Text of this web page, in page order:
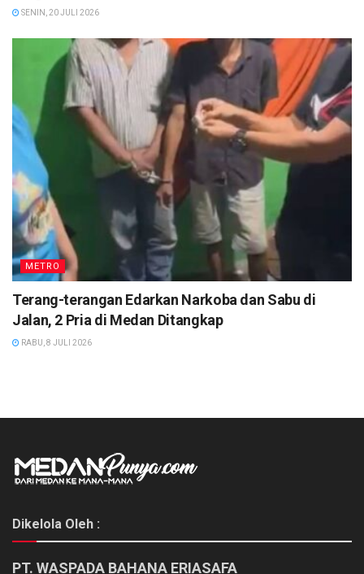
SENIN, 20 JULI 2026
METRO
Terang-terangan Edarkan Narkoba dan Sabu di
Jalan, 2 Pria di Medan Ditangkap
RABU, 8 JULI 2026
Dikelola Oleh :
PT. WASPADA BAHANA ERIASAFA